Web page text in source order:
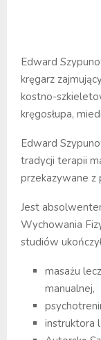
Edward
kręgarz
kostno-
kręgosłupa,
Edward
tradycji terapii
przekazywane z
Jest
Wychowania
studiów
masażu
manualnej,
instruktora